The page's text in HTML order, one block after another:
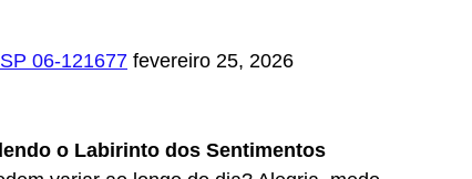
06-121677 fevereiro 25, 2026
o Labirinto dos Sentimentos